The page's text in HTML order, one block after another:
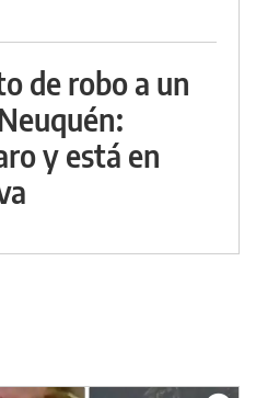
de robo a un
y está en